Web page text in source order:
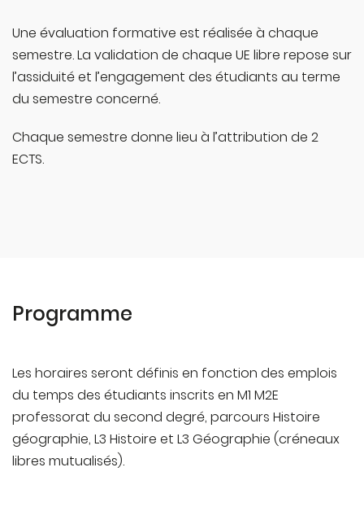
Une évaluation formative est réalisée à chaque
semestre. La validation de chaque UE libre repose sur
l’assiduité et l’engagement des étudiants au terme
du semestre concerné.
Chaque semestre donne lieu à l’attribution de 2
ECTS.
Programme
Les horaires seront définis en fonction des emplois
du temps des étudiants inscrits en M1 M2E
professorat du second degré, parcours Histoire
géographie, L3 Histoire et L3 Géographie (créneaux
libres mutualisés).